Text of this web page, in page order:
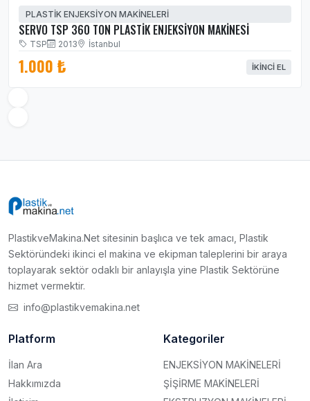
PLASTİK ENJEKSİYON MAKİNELERİ
SERVO TSP 360 TON PLASTİK ENJEKSİYON MAKİNESİ
TSP 2013 İstanbul
1.000 ₺ İKINCI EL
PlastikveMakina.Net sitesinin başlıca ve tek amacı, Plastik
Sektöründeki ikinci el makina ve ekipman taleplerini bir araya
toplayarak sektör odaklı bir anlayışla yine Plastik Sektörüne
hizmet vermektir.
info@plastikvemakina.net
Platform
İlan Ara
Hakkımızda
Kategoriler
ENJEKSİYON MAKİNELERİ
ŞİŞİRME MAKİNELERİ